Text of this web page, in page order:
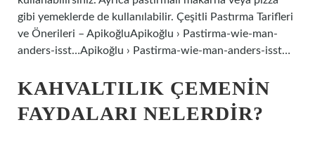
gibi yemeklerde de kullanılabilir. Çeşitli Pastırma Tarifleri
ve Önerileri – ApikoğluApikoğlu › Pastirma-wie-man-
anders-isst…Apikoğlu › Pastirma-wie-man-anders-isst…
KAHVALTILIK ÇEMENIN
FAYDALARI NELERDIR?